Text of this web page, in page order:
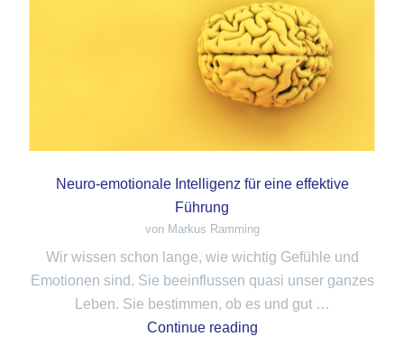
Neuro-emotionale Intelligenz für eine effektive
Führung
von Markus Ramming
Wir wissen schon lange, wie wichtig Gefühle und
Emotionen sind. Sie beeinflussen quasi unser ganzes
Leben. Sie bestimmen, ob es und gut …
Continue reading